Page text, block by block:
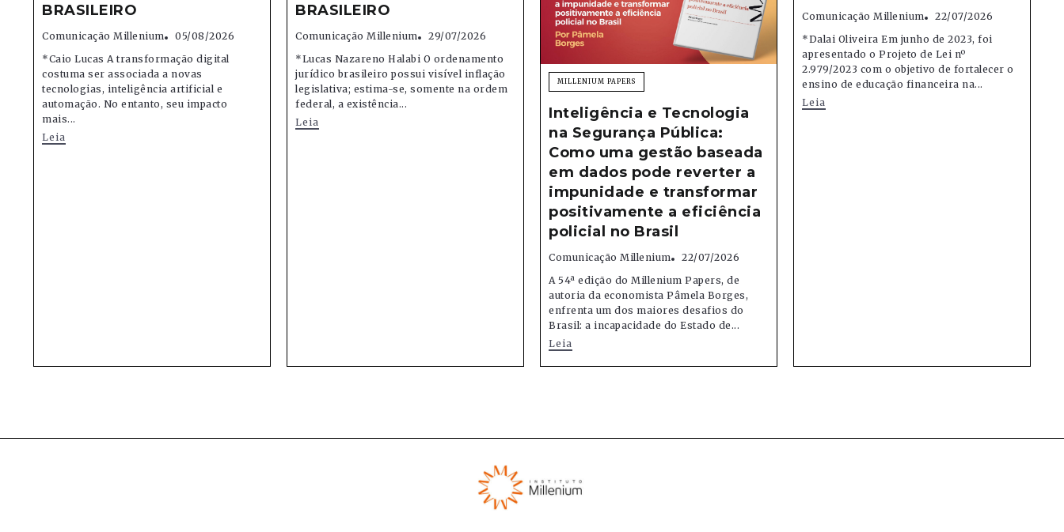
BRASILEIRO
Comunicação Millenium
05/08/2026
*Caio Lucas A transformação digital
costuma ser associada a novas
tecnologias, inteligência artificial e
automação. No entanto, seu impacto
mais...
Leia
BRASILEIRO
Comunicação Millenium
29/07/2026
*Lucas Nazareno Halabi O ordenamento
jurídico brasileiro possui visível inflação
legislativa; estima-se, somente na ordem
federal, a existência...
Leia
MILLENIUM PAPERS
Inteligência e Tecnologia
na Segurança Pública:
Como uma gestão baseada
em dados pode reverter a
impunidade e transformar
positivamente a eficiência
policial no Brasil
Comunicação Millenium
22/07/2026
A 54ª edição do Millenium Papers, de
autoria da economista Pâmela Borges,
enfrenta um dos maiores desafios do
Brasil: a incapacidade do Estado de...
Leia
Comunicação Millenium
22/07/2026
*Dalai Oliveira Em junho de 2023, foi
apresentado o Projeto de Lei nº
2.979/2023 com o objetivo de fortalecer o
ensino de educação financeira na...
Leia